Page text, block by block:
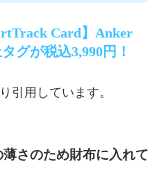
Card】Anker
グが税込3,990円！
引用しています。
薄さのため財布に入れて